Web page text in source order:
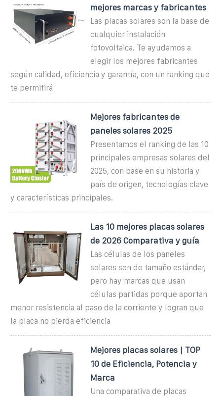
mejores marcas y fabricantes
Las placas solares son la base de
cualquier instalación
fotovoltaica. Te ayudamos a
elegir los mejores fabricantes
según calidad, eficiencia y garantía, con un ranking que
te permitirá
Mejores fabricantes de
paneles solares 2025
Presentamos el ranking de las 10
principales empresas solares del
2025, con base en su historia y
país de origen, tecnologías clave
y características principales.
Las 10 mejores placas solares
de 2026 Comparativa y guía
Las células de los paneles
solares son de tamaño estándar,
pero hay marcas que usan
células partidas porque aportan
menor resistencia al paso de la corriente y logran que
la placa no pierda eficiencia
Mejores placas solares | TOP
10 de Eficiencia, Potencia y
Marca
Una comparativa de placas